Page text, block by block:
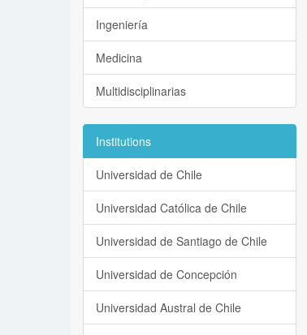
Ingeniería
Medicina
Multidisciplinarias
Institutions
Universidad de Chile
Universidad Católica de Chile
Universidad de Santiago de Chile
Universidad de Concepción
Universidad Austral de Chile